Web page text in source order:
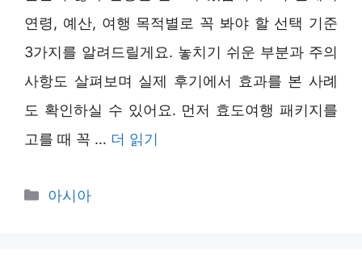
연령, 예산, 여행 목적별로 꼭 봐야 할 선택 기준
3가지를 알려드릴게요. 놓치기 쉬운 부분과 주의
사항도 살펴보며 실제 후기에서 효과를 본 사례
도 확인하실 수 있어요. 먼저 효도여행 패키지를
고를 때 꼭 … 더 읽기
카
아시아